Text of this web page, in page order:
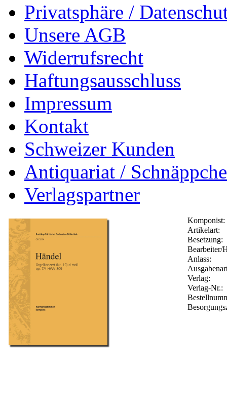
Privatsphäre /
Unsere AGB
Widerrufsrecht
Haftungsausschluss
Impressum
Kontakt
Schweizer Kunden
Antiquariat /
Verlagspartner
Komponist:
Artikelart:
Besetzung:
Bearbeiter/
Anlass:
Verlag:
Verlag-Nr.: